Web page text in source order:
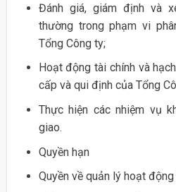
Đánh giá, giám định và
thường trong phạm vi
Tổng Công ty;
Hoạt động tài chính và
cấp và qui định của Tổng
Thực hiện các nhiệm vụ
giao.
Quyền hạn
Quyền về quản lý hoạt